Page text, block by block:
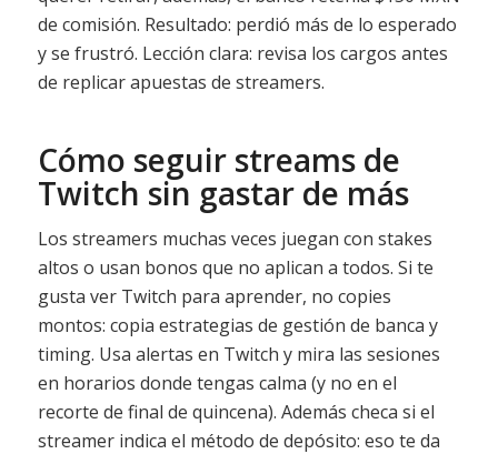
de comisión. Resultado: perdió más de lo esperado
y se frustró. Lección clara: revisa los cargos antes
de replicar apuestas de streamers.
Cómo seguir streams de
Twitch sin gastar de más
Los streamers muchas veces juegan con stakes
altos o usan bonos que no aplican a todos. Si te
gusta ver Twitch para aprender, no copies
montos: copia estrategias de gestión de banca y
timing. Usa alertas en Twitch y mira las sesiones
en horarios donde tengas calma (y no en el
recorte de final de quincena). Además checa si el
streamer indica el método de depósito: eso te da